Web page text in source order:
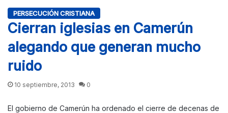
PERSECUCIÓN CRISTIANA
Cierran iglesias en Camerún
alegando que generan mucho
ruido
10 septiembre, 2013 0
El gobierno de Camerún ha ordenado el cierre de decenas de